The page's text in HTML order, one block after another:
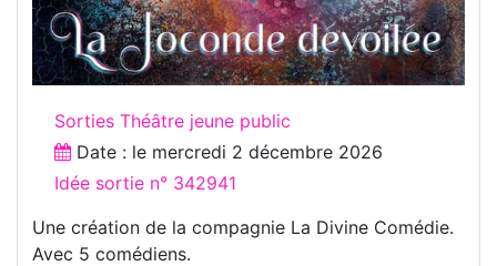
Sorties Théâtre jeune public
Date : le mercredi 2 décembre 2026
Idée sortie n° 342941
Une création de la compagnie La Divine Comédie.
Avec 5 comédiens.